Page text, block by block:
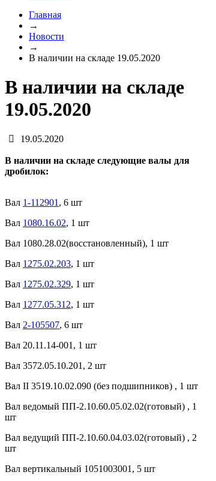
Главная
→
Новости
→
В наличии на складе 19.05.2020
В наличии на складе
19.05.2020
19.05.2020
В наличии на складе следующие валы для
дробилок:
Вал 1-112901 , 6 шт
Вал 1080.16.02, 1 шт
Вал 1080.28.02(восстановленный), 1 шт
Вал 1275.02.203, 1 шт
Вал 1275.02.329, 1 шт
Вал 1277.05.312, 1 шт
Вал 2-105507, 6 шт
Вал 20.11.14-001, 1 шт
Вал 3572.05.10.201, 2 шт
Вал II 3519.10.02.090 (без подшипников) , 1 шт
Вал ведомый ПП-2.10.60.05.02.02(готовый) , 1
шт
Вал ведущий ПП-2.10.60.04.03.02(готовый) , 2
шт
Вал вертикальный 1051003001, 5 шт